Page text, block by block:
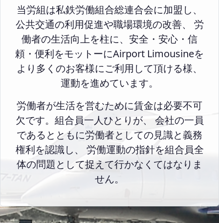
当労組は私鉄労働組合総連合会に加盟し、
公共交通の利用促進や職場環境の改善、 労
働者の生活向上を柱に、安全・安心・信
頼・便利をモットーにAirport Limousineを
より多くのお客様にご利用して頂ける様、
運動を進めています。
労働者が生活を営むために賃金は必要不可
欠です。組合員一人ひとりが、 会社の一員
であるとともに労働者としての見識と義務
権利を認識し、 労働運動の指針を組合員全
体の問題として捉えて行かなくてはなりま
せん。